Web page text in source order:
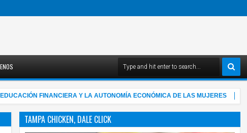
FINANCIERA Y LA AUTONOMÍA ECONÓMICA DE LAS MUJERES 4:03 AM
TAMPA CHICKEN, DALE CLICK